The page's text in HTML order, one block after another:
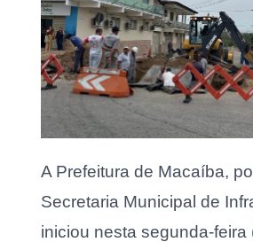
A Prefeitura de Macaíba,
Secretaria Municipal de
iniciou nesta segunda-feira